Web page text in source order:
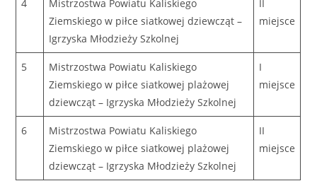
4
Mistrzostwa Powiatu Kaliskiego
Ziemskiego w piłce siatkowej dziewcząt –
Igrzyska Młodzieży Szkolnej
II
miejsce
5
Mistrzostwa Powiatu Kaliskiego
Ziemskiego w piłce siatkowej plażowej
dziewcząt – Igrzyska Młodzieży Szkolnej
I
miejsce
6
Mistrzostwa Powiatu Kaliskiego
Ziemskiego w piłce siatkowej plażowej
dziewcząt – Igrzyska Młodzieży Szkolnej
II
miejsce